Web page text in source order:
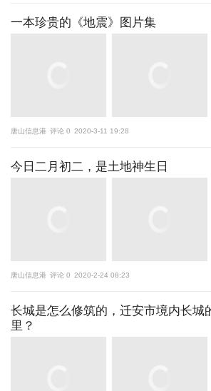
一本珍贵的《地震》图片集
唐山信息港 评论 0 2020-3-11 19:28
今日二月初二，是土地神生日
唐山信息港 评论 0 2020-2-24 08:23
长城是怎么修筑的，迁安市境内长城
里？